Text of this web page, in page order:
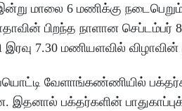
மாலை 6 மணிக்கு
பிறந்த நாளான செப்டம்பர்
இரவு 7.30 மணியளவில்
வேளாங்கண்ணியில்
இதனால் பக்தர்களின்